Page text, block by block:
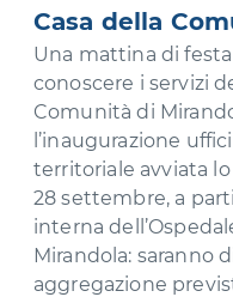
Casa della
Una mattina di
conoscere i servizi
Comunità di
l’inaugurazione
territoriale avviata
28 settembre, a
interna
Mirandola: saranno
aggregazione